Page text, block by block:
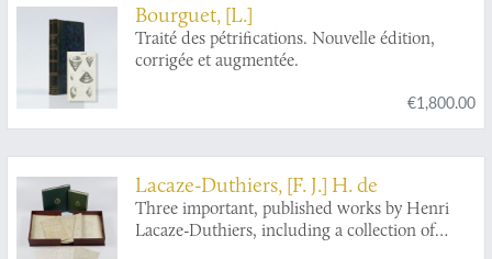
Bourguet, [L.]
Traité des pétrifications. Nouvelle édition,
corrigée et augmentée.
€1,800.00
Lacaze-Duthiers, [F. J.] H. de
Three important, published works by Henri
Lacaze-Duthiers, including a collection of